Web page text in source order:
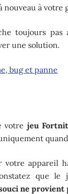
à votre
toujours pas
une solution.
bug et panne
votre jeu
votre appareil
que
ne provient